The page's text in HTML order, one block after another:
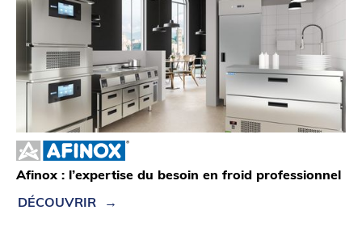
Afinox : l’expertise du besoin en froid professionnel
DÉCOUVRIR